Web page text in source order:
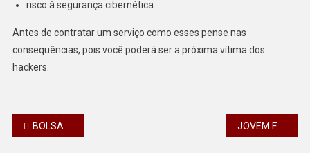
risco à segurança cibernética.
Antes de contratar um serviço como esses pense nas
consequências, pois você poderá ser a próxima vítima dos
hackers.
Navegação
BOLSA FAMÍLIA PODE TER UM CORTE DE QUASE R$ 8 BILHÕES